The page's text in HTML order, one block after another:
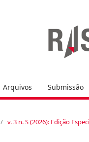
Arquivos Submissão
/ v. 3 n. S (2026): Edição